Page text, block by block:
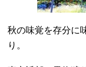
秋の味覚を存分に
り。